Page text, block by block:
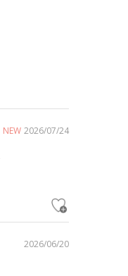
NEW 2026/07/24
2026/06/20